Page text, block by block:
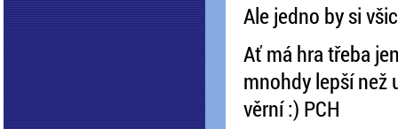
Ale jedno by si
Ať má hra třeba
mnohdy lepší než
věrní :) PCH